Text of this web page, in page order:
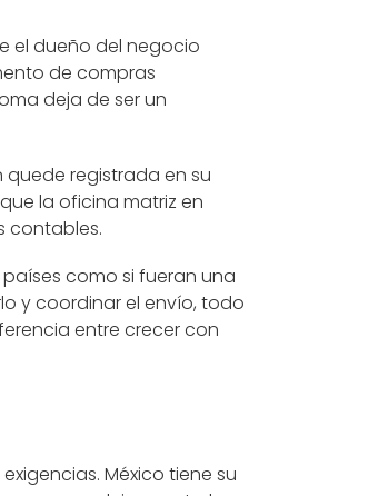
el dueño del negocio
de compras
deja de ser un
registrada en su
la oficina matriz en
contables.
como si fueran una
y coordinar el envío, todo
entre crecer con
México tiene su